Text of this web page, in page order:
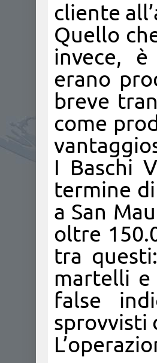
cliente
Quello
invece,
erano
breve
come
I Baschi
termine
a San
oltre
tra
martelli
false
sprovvisti